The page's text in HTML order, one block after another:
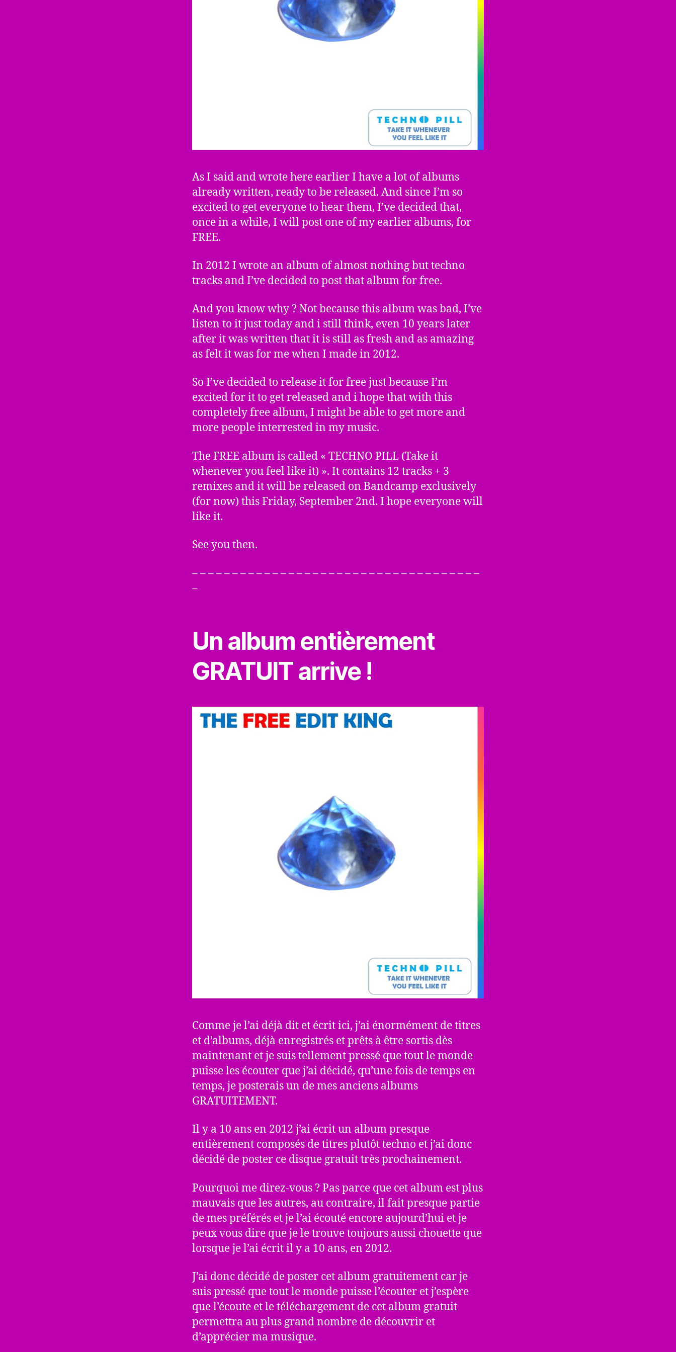
As I said and wrote here earlier I have a lot of albums
already written, ready to be released. And since I’m so
excited to get everyone to hear them, I’ve decided that,
once in a while, I will post one of my earlier albums, for
FREE.
In 2012 I wrote an album of almost nothing but techno
tracks and I’ve decided to post that album for free.
And you know why ? Not because this album was bad, I’ve
listen to it just today and i still think, even 10 years later
after it was written that it is still as fresh and as amazing
as felt it was for me when I made in 2012.
So I’ve decided to release it for free just because I’m
excited for it to get released and i hope that with this
completely free album, I might be able to get more and
more people interrested in my music.
The FREE album is called « TECHNO PILL (Take it
whenever you feel like it) ». It contains 12 tracks + 3
remixes and it will be released on Bandcamp exclusively
(for now) this Friday, September 2nd. I hope everyone will
like it.
See you then.
– – – – – – – – – – – – – – – – – – – – – – – – – – – – – – – – – – – –
–
Un album entièrement
GRATUIT arrive !
Comme je l’ai déjà dit et écrit ici, j’ai énormément de titres
et d’albums, déjà enregistrés et prêts à être sortis dès
maintenant et je suis tellement pressé que tout le monde
puisse les écouter que j’ai décidé, qu’une fois de temps en
temps, je posterais un de mes anciens albums
GRATUITEMENT.
Il y a 10 ans en 2012 j’ai écrit un album presque
entièrement composés de titres plutôt techno et j’ai donc
décidé de poster ce disque gratuit très prochainement.
Pourquoi me direz-vous ? Pas parce que cet album est plus
mauvais que les autres, au contraire, il fait presque partie
de mes préférés et je l’ai écouté encore aujourd’hui et je
peux vous dire que je le trouve toujours aussi chouette que
lorsque je l’ai écrit il y a 10 ans, en 2012.
J’ai donc décidé de poster cet album gratuitement car je
suis pressé que tout le monde puisse l’écouter et j’espère
que l’écoute et le téléchargement de cet album gratuit
permettra au plus grand nombre de découvrir et
d’apprécier ma musique.